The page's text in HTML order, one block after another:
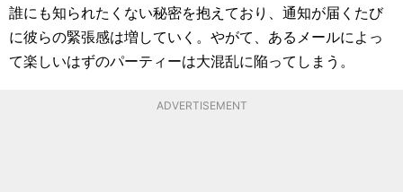
誰にも知られたくない秘密を抱えており、通知が届くたび
に彼らの緊張感は増していく。やがて、あるメールによっ
て楽しいはずのパーティーは大混乱に陥ってしまう。
ADVERTISEMENT